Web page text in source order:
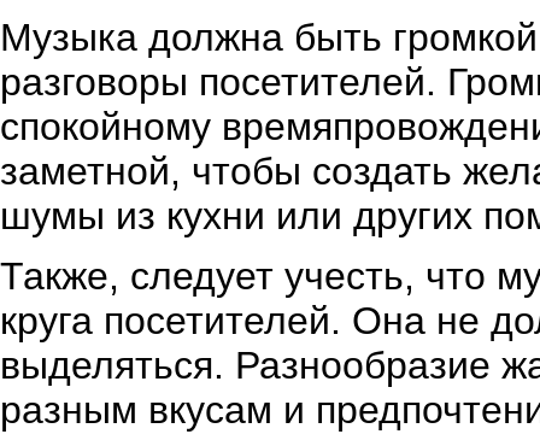
Музыка должна быть
разговоры посетителей.
спокойному
заметной, чтобы создать
шумы из кухни или других
Также, следует учесть, что
круга посетителей. Она не
выделяться. Разнообразие
разным вкусам и